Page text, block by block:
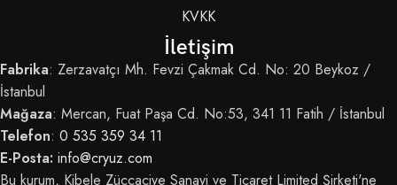
KVKK
İletişim
Fabrika: Zerzavatçı Mh. Fevzi Çakmak Cd. No: 20 Beykoz /
İstanbul
Mağaza: Mercan, Fuat Paşa Cd. No:53, 341 11 Fatih / İstanbul
Telefon: 0 535 359 34 11
E-Posta: info@cryuz.com
Bu kurum, Kibele Züccaciye Sanayi ve Ticaret Limited Şirketi'ne